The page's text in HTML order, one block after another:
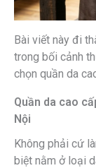
Bài viết này đi
trong bối cảnh
chọn quần da
Quần da cao
Nội
Không phải cứ
biệt nằm ở loại